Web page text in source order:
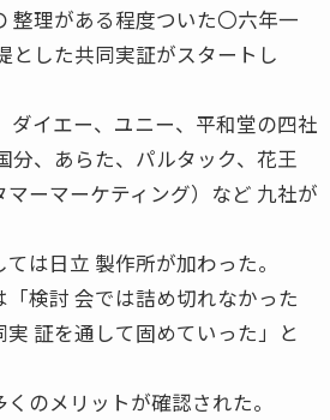
整理がある程度ついた〇六年一
とした共同実証がスタートし
ダイエー、ユニー、平和堂の四社
分、あらた、パルタック、花王
ーマーケティング）など 九社が
は日立 製作所が加わった。
検討 会では詰め切れなかった
証を通して固めていった」と
のメリットが確認された。